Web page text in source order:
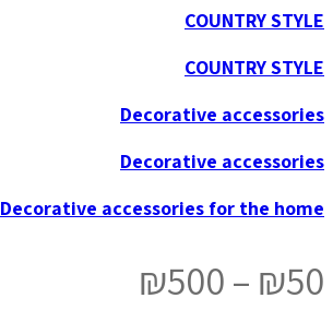
COUNTRY STYLE
COUNTRY STYLE
Decorative accessories
Decorative accessories
Decorative accessories for the home
₪50
–
₪500